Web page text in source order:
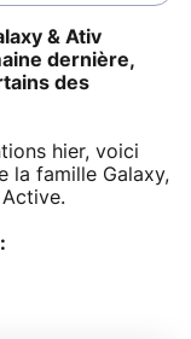
& Ativ
dernière,
des
hier, voici
la famille Galaxy,